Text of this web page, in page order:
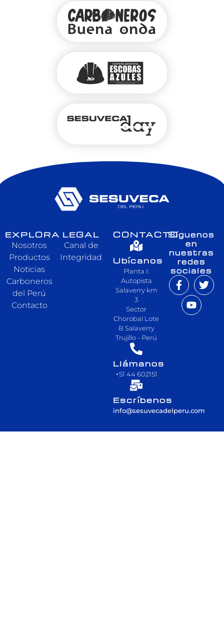
EXPLORA
Nosotros
Productos
Noticias
Carboneros
del Perú
Contacto
LEGAL
Canal de
Integridad
CONTACTO
Ubícanos
Planta I:
Autopista
Salaverry km
3
Sector
Chorobal Lote
B Salaverry
Trujillo - Perú
Llámanos
+51 44 602151
Escríbenos
info@sesuvecadelperu.com
Síguenos
en
nuestras
redes
sociales